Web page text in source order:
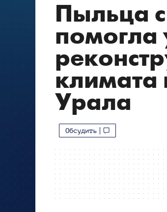
Пыльца
помогла
климата
Урала
Обсудить